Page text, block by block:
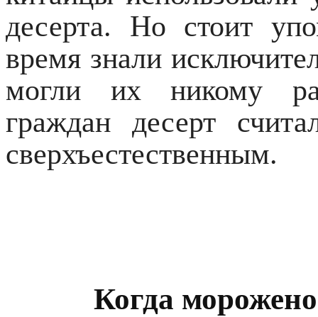
десерта. Но стоит
время знали
могли их никому
граждан десерт
сверхъестественным.
Когда